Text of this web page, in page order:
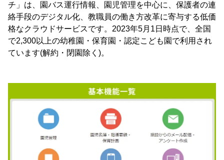
チ」は、園バス運行情報、園児管理を中心に、保護者の連
絡手段のデジタル化、教職員の働き方改革に寄与する低価
格なクラウドサービスです。2023年5月1日時点で、全国
で2,300以上の幼稚園・保育園・認定こども園で利用され
ています(解約・閉園除く)。